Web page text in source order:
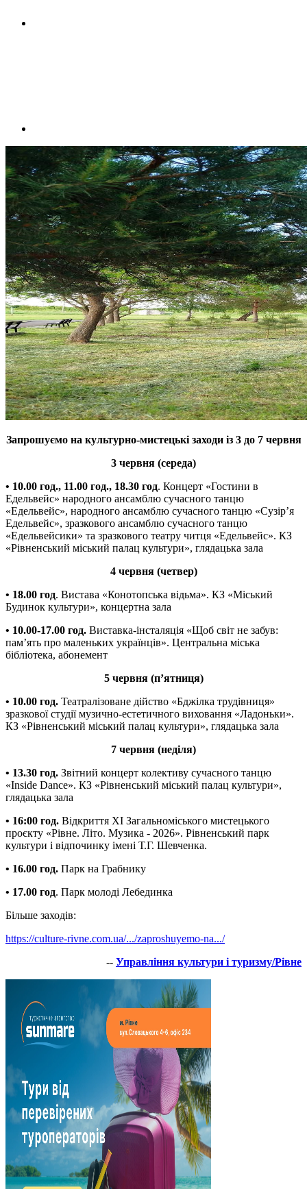
Запрошуємо на культурно-мистецькі заходи із 3 до 7 червня
3 червня (середа)
• 10.00 год., 11.00 год., 18.30 год. Концерт «Гостини в
Едельвейс» народного ансамблю сучасного танцю
«Едельвейс», народного ансамблю сучасного танцю «Сузір’я
Едельвейс», зразкового ансамблю сучасного танцю
«Едельвейсики» та зразкового театру читця «Едельвейс». КЗ
«Рівненський міський палац культури», глядацька зала
4 червня (четвер)
• 18.00 год. Вистава «Конотопська відьма». КЗ «Міський
Будинок культури», концертна зала
• 10.00-17.00 год. Виставка-інсталяція «Щоб світ не забув:
пам’ять про маленьких українців». Центральна міська
бібліотека, абонемент
5 червня (п’ятниця)
• 10.00 год. Театралізоване дійство «Бджілка трудівниця»
зразкової студії музично-естетичного виховання «Ладоньки».
КЗ «Рівненський міський палац культури», глядацька зала
7 червня (неділя)
• 13.30 год. Звітний концерт колективу сучасного танцю
«Inside Dance». КЗ «Рівненський міський палац культури»,
глядацька зала
• 16:00 год. Відкриття XI Загальноміського мистецького
проєкту «Рівне. Літо. Музика - 2026». Рівненський парк
культури і відпочинку імені Т.Г. Шевченка.
• 16.00 год. Парк на Грабнику
• 17.00 год. Парк молоді Лебединка
Більше заходів:
https://culture-rivne.com.ua/.../zaproshuyemo-na.../
-- Управління культури і туризму/Рівне